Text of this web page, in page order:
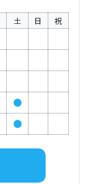
土 日 祝
●
●